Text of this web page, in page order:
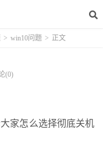
> win10问题 > 正文
(0)
家怎么选择彻底关机